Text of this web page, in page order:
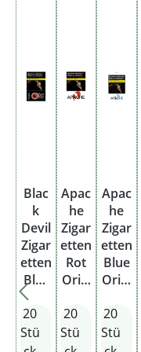
Blac
k
Devil
Zigar
etten
Blac
Origi
nal
Pack
20
Stü
Apac
he
Zigar
etten
Rot
Origi
Pack
20
Stü
Apac
he
Zigar
etten
Blue
Origi
Pack
20
Stü